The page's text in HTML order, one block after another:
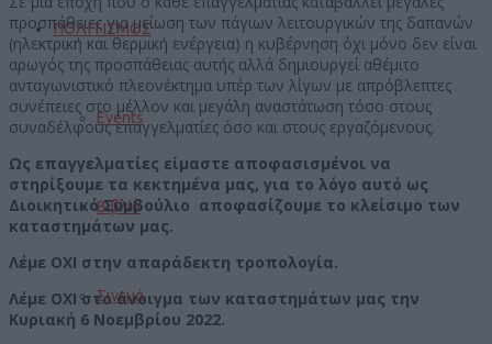
ΠΟΛΙΤΙΣΜΟΣ
Events
Βιβλίο
Σινεμά
προσπάθειες για μείωση των πάγιων λειτουργικών της δαπανών
(ηλεκτρική και θερμική ενέργεια) η κυβέρνηση όχι μόνο δεν είναι
αρωγός της προσπάθειας αυτής αλλά δημιουργεί αθέμιτο
ανταγωνιστικό πλεονέκτημα υπέρ των λίγων με απρόβλεπτες
συνέπειες στο μέλλον και μεγάλη αναστάτωση τόσο στους
συναδέλφους επαγγελματίες όσο και στους εργαζόμενους.
Ως επαγγελματίες είμαστε αποφασισμένοι να
στηρίξουμε τα κεκτημένα μας, για το λόγο αυτό ως
Διοικητικό Συμβούλιο αποφασίζουμε το κλείσιμο των
καταστημάτων μας.
Λέμε ΟΧΙ στην απαράδεκτη τροπολογία.
Λέμε ΟΧΙ στο άνοιγμα των καταστημάτων μας την
Κυριακή 6 Νοεμβρίου 2022.